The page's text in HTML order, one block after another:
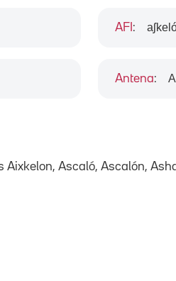
AFI :
Antena:
Aixkelon, Ascaló, Ascalón,